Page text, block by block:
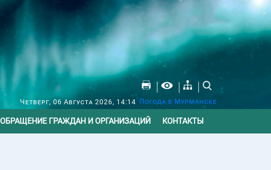
Четверг, 06 Августа 2026, 14:14 Погода в Мурманске
ОБРАЩЕНИЕ ГРАЖДАН И ОРГАНИЗАЦИЙ КОНТАКТЫ